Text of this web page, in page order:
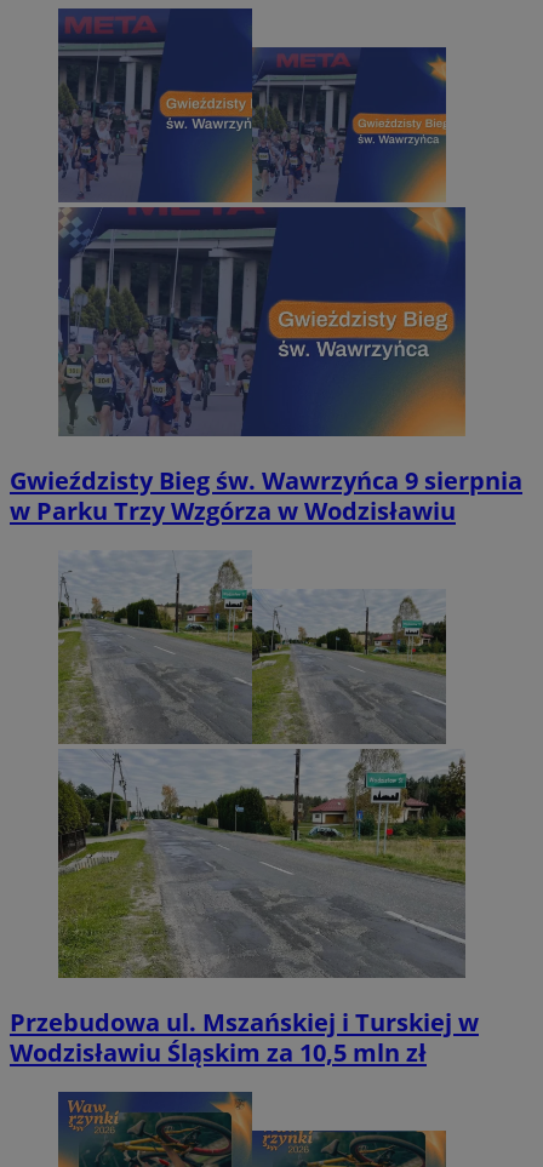
Gwieździsty Bieg św. Wawrzyńca 9 sierpnia
w Parku Trzy Wzgórza w Wodzisławiu
Przebudowa ul. Mszańskiej i Turskiej w
Wodzisławiu Śląskim za 10,5 mln zł